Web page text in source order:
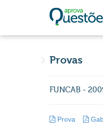
Provas
FUNCAB -
Prova